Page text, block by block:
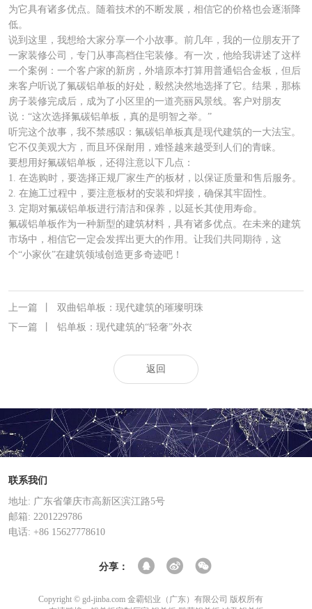
为它具有诸多优点。随着技术的不断发展，相信它的价格也会逐渐降
低。
说到这里，我想给大家分享一个小故事。前几年，我的一位朋友开了
一家装修公司，专门从事高档住宅装修。有一次，他给我讲述了这样
一个案例：一个客户家的新房，外墙原本打算用普通铝合金板，但后
来客户听说了氟碳铝单板的好处，毅然决然地选择了它。结果，那栋
房子装修完成后，成为了小区里的一道亮丽风景线。客户对朋友
说：“这次选择氟碳铝单板，真的是明智之举。”
听完这个故事，我不禁感叹：氟碳铝单板真是现代建筑的一大法宝。
它不仅美观大方，而且环保耐用，难怪越来越受到人们的青睐。
要想用好氟碳铝单板，还得注意以下几点：
1. 在选购时，要选择正规厂家生产的板材，以保证质量和售后服务。
2. 在施工过程中，要注意板材的安装和焊接，确保其牢固性。
3. 定期对氟碳铝单板进行清洁和保养，以延长其使用寿命。
氟碳铝单板作为一种新型的建筑材料，具有诸多优点。在未来的建筑
市场中，相信它一定会发挥出更大的作用。让我们共同期待，这
个“小家伙”在建筑领域创造更多奇迹吧！
上一篇
双曲铝单板：现代建筑的璀璨明珠
下一篇
铝单板：现代建筑的“轻奢”外衣
返回
联系我们
地址: 广东省肇庆市高新区滨江路5号
邮箱: 2201229786
电话: +86 15627778610
分享：
Copyright © gd-jinba.com 金霸铝业（广东）有限公司 版权所有